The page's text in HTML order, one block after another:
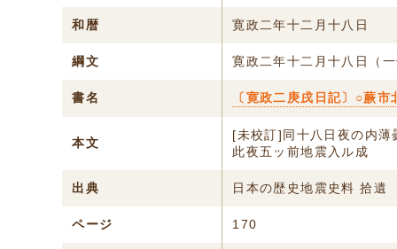
和暦 寛政二年十二月十八日
綱文 寛政二年十二月十八日（
書名 〔寛政二庚戌日記〕○蕨
本文
[未校訂]同十八日夜の内
此夜五ッ前地震入ル成
出典 日本の歴史地震史料 拾遺
ページ 170